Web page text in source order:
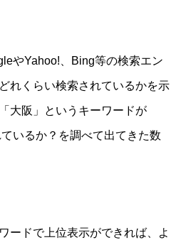
やYahoo!、Bing等の検索エン
れくらい検索されているかを示
大阪」というキーワードが
いるか？を調べて出てきた数
ードで上位表示ができれば、よ